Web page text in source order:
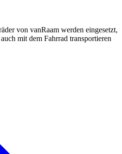
von vanRaam werden eingesetzt,
mit dem Fahrrad transportieren